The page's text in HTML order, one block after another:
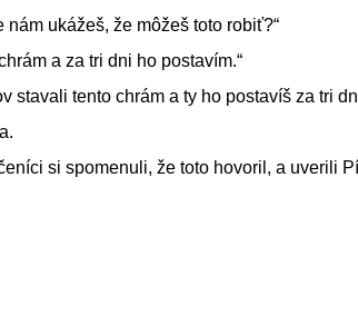
ukážeš, že môžeš toto robiť?“
a za tri dni ho postavím.“
stavali tento chrám a ty ho postavíš za tri
si spomenuli, že toto hovoril, a uverili